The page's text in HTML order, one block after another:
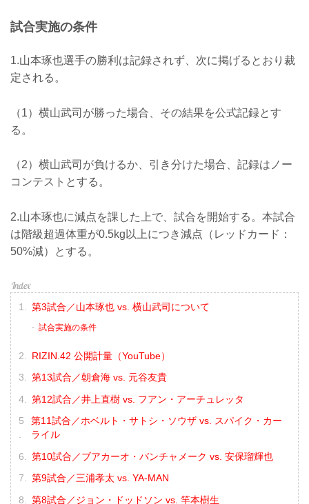
試合実施の条件
1.山本琢也選手の勝利は記録されず、次に掲げるとおり裁
定される。
（1）横山武司が勝った場合、その結果を公式記録とす
る。
（2）横山武司が負けるか、引き分けた場合、記録はノー
コンテストとする。
2.山本琢也に減点を課した上で、試合を開始する。本試合
は階級超過体重が0.5kg以上につき減点（レッドカード：
50%減）とする。
第3試合／山本琢也 vs. 横山武司について
試合実施の条件
RIZIN.42 公開計量（YouTube）
第13試合／朝倉海 vs. 元谷友貴
第12試合／井上直樹 vs. フアン・アーチュレッタ
第11試合／ホベルト・サトシ・ソウザ vs. スパイク・カー
ライル
第10試合／ブアカーオ・バンチャメーク vs. 安保瑠輝也
第9試合／三浦孝太 vs. YA-MAN
第8試合／ジョン・ドッドソン vs. 竿本樹生